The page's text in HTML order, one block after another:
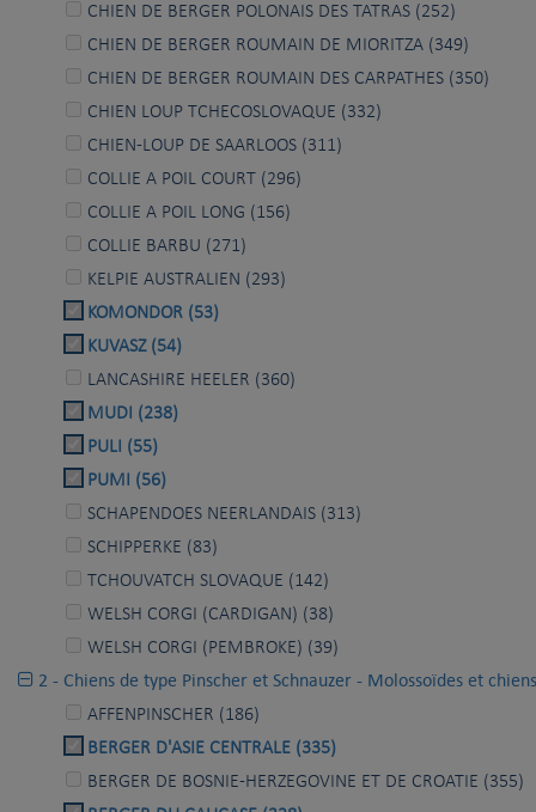
CHIEN DE BERGER POLONAIS DES TATRAS (252)
CHIEN DE BERGER ROUMAIN DE MIORITZA (349)
CHIEN DE BERGER ROUMAIN DES CARPATHES (350)
CHIEN LOUP TCHECOSLOVAQUE (332)
CHIEN-LOUP DE SAARLOOS (311)
COLLIE A POIL COURT (296)
COLLIE A POIL LONG (156)
COLLIE BARBU (271)
KELPIE AUSTRALIEN (293)
KOMONDOR (53)
KUVASZ (54)
LANCASHIRE HEELER (360)
MUDI (238)
PULI (55)
PUMI (56)
SCHAPENDOES NEERLANDAIS (313)
SCHIPPERKE (83)
TCHOUVATCH SLOVAQUE (142)
WELSH CORGI (CARDIGAN) (38)
WELSH CORGI (PEMBROKE) (39)
2 - Chiens de type Pinscher et Schnauzer - Molossoïdes et
AFFENPINSCHER (186)
BERGER D'ASIE CENTRALE (335)
BERGER DE BOSNIE-HERZEGOVINE ET DE CROATIE (355)